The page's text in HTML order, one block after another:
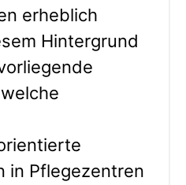
erheblich
Hintergrund
in Pflegezentren